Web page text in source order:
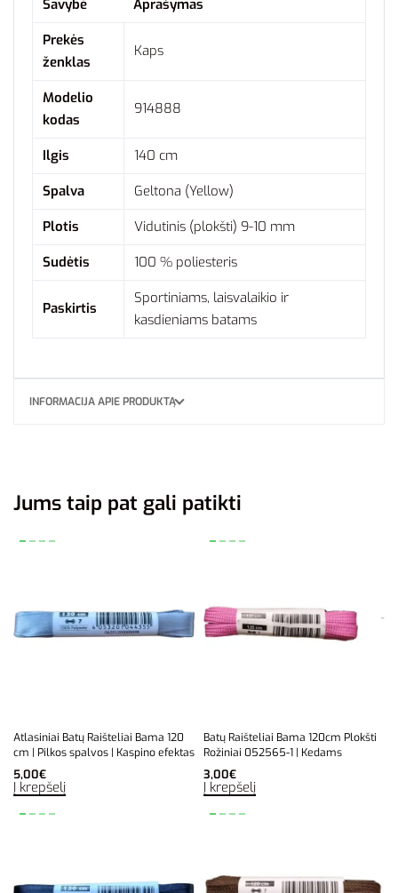
Savybė
Aprašymas
Prekės
ženklas
Kaps
Modelio
kodas
914888
Ilgis
140 cm
Spalva
Geltona (Yellow)
Plotis
Vidutinis (plokšti) 9-10 mm
Sudėtis
100 % poliesteris
Paskirtis
Sportiniams, laisvalaikio ir
kasdieniams batams
INFORMACIJA APIE PRODUKTĄ
Jums taip pat gali patikti
Atlasiniai Batų Raišteliai Bama 120
cm | Pilkos spalvos | Kaspino efektas
5,00€
Į krepšelį
Batų Raišteliai Bama 120cm Plokšti
Rožiniai 052565-1 | Kedams
3,00€
Į krepšelį